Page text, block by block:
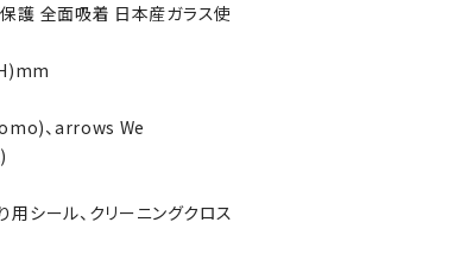
護 全面吸着 日本産ガラス使
、arrows We
用シール、クリーニングクロス